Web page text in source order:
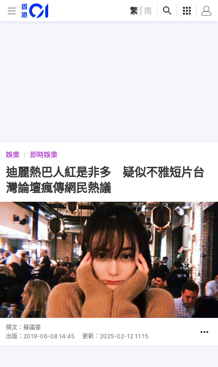
繁 简
娛樂 即時娛樂
迪麗熱巴人紅是非多 疑似不雅短片台
灣論壇瘋傳網民熱議
撰文： 蘇國豪
出版： 2019-06-08 14:45 更新： 2025-02-12 11:15